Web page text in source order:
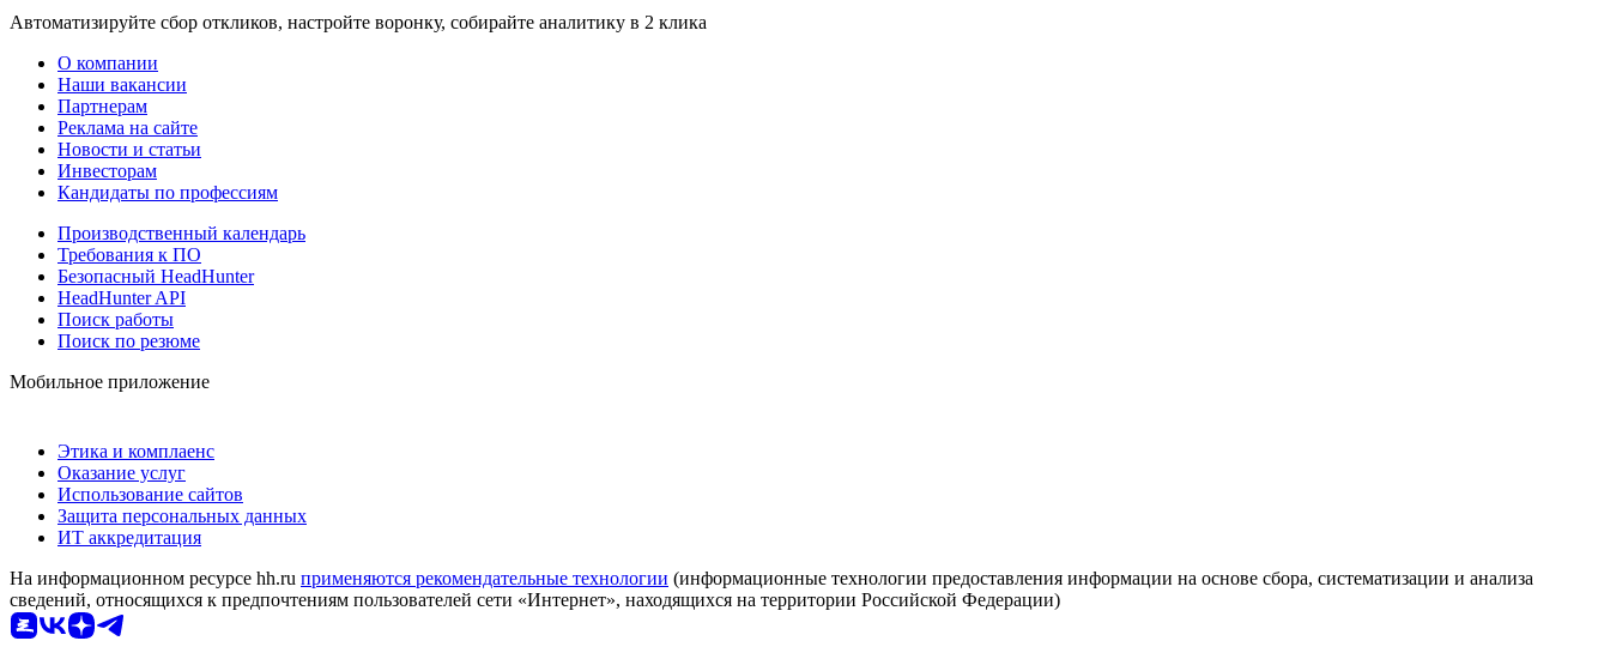
Автоматизируйте сбор откликов, настройте воронку, собирайте аналитику в 2 клика
О компании
Наши вакансии
Партнерам
Реклама на сайте
Новости и статьи
Инвесторам
Кандидаты по профессиям
Производственный календарь
Требования к ПО
Безопасный HeadHunter
HeadHunter API
Поиск работы
Поиск по резюме
Мобильное приложение
Этика и комплаенс
Оказание услуг
Использование сайтов
Защита персональных данных
ИТ аккредитация
На информационном ресурсе hh.ru применяются рекомендательные технологии (информационные технологии предоставления информации на основе сбора, систематизации и анализа
сведений, относящихся к предпочтениям пользователей сети «Интернет», находящихся на территории Российской Федерации)